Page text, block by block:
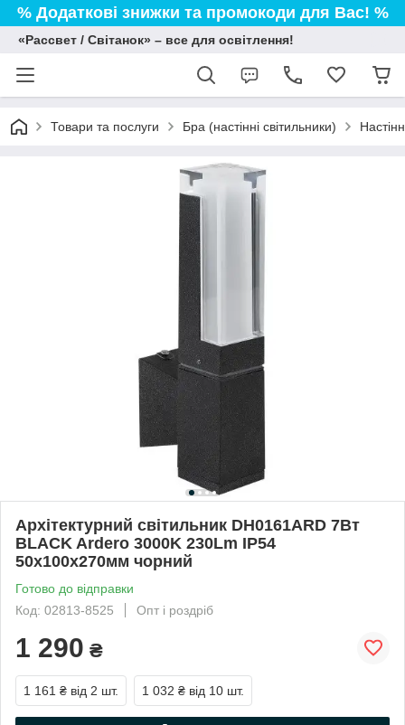
% Додаткові знижки та промокоди для Вас! %
«Рассвет / Світанок» – все для освітлення!
Товари та послуги Бра (настінні світильники)
Архітектурний світильник DH0161ARD 7Вт
BLACK Ardero 3000K 230Lm IP54
50х100х270мм чорний
Готово до відправки
Код: 02813-8525
Опт і роздріб
1 290 ₴
1 161 ₴ від 2 шт. 1 032 ₴ від 10 шт.